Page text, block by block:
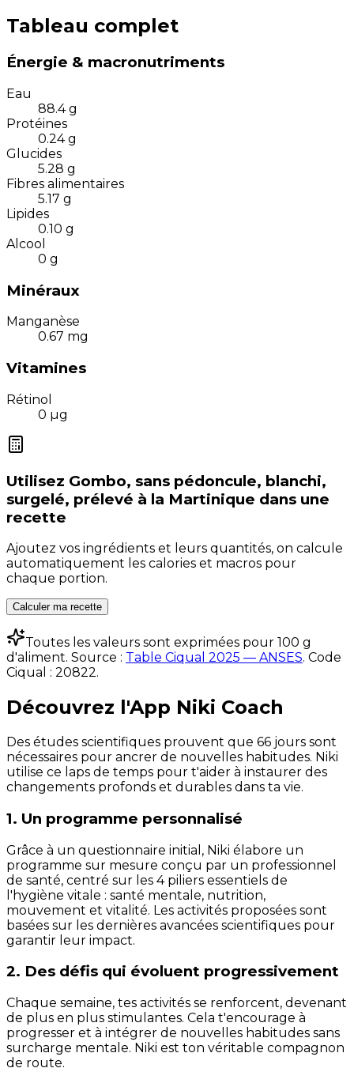
Tableau complet
Énergie & macronutriments
Eau
88.4 g
Protéines
0.24 g
Glucides
5.28 g
Fibres alimentaires
5.17 g
Lipides
0.10 g
Alcool
0 g
Minéraux
Manganèse
0.67 mg
Vitamines
Rétinol
0 µg
Utilisez Gombo, sans pédoncule, blanchi,
surgelé, prélevé à la Martinique dans une
recette
Ajoutez vos ingrédients et leurs quantités, on calcule
automatiquement les calories et macros pour
chaque portion.
Calculer ma recette
Toutes les valeurs sont exprimées pour 100 g
d'aliment. Source : Table Ciqual 2025 — ANSES. Code
Ciqual : 20822.
Découvrez l'App Niki Coach
Des études scientifiques prouvent que 66 jours sont
nécessaires pour ancrer de nouvelles habitudes. Niki
utilise ce laps de temps pour t'aider à instaurer des
changements profonds et durables dans ta vie.
1. Un programme personnalisé
Grâce à un questionnaire initial, Niki élabore un
programme sur mesure conçu par un professionnel
de santé, centré sur les 4 piliers essentiels de
l'hygiène vitale : santé mentale, nutrition,
mouvement et vitalité. Les activités proposées sont
basées sur les dernières avancées scientifiques pour
garantir leur impact.
2. Des défis qui évoluent progressivement
Chaque semaine, tes activités se renforcent, devenant
de plus en plus stimulantes. Cela t'encourage à
progresser et à intégrer de nouvelles habitudes sans
surcharge mentale. Niki est ton véritable compagnon
de route.